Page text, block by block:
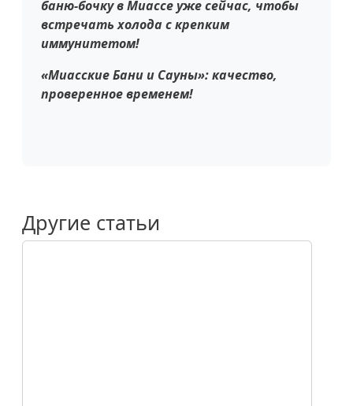
баню-бочку в Миассе уже сейчас, чтобы
встречать холода с крепким
иммунитетом!
«Миасские Бани и Сауны»: качество,
проверенное временем!
Другие статьи